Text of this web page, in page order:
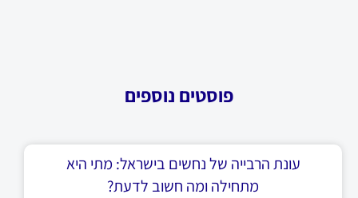
פוסטים נוספים
עונת הרבייה של נחשים בישראל: מתי היא
מתחילה ומה חשוב לדעת?